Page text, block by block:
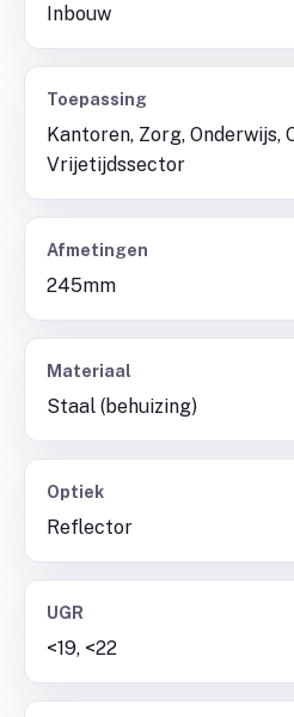
Inbouw
Toepassing
Kantoren, Zorg, Onderwijs,
Vrijetijdssector
Afmetingen
245mm
Materiaal
Staal (behuizing)
Optiek
Reflector
UGR
<19, <22